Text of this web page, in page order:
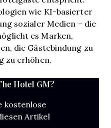
wie KI-basierter
sozialer Medien – die
es Marken,
die Gästebindung zu
zu erhöhen.
Hotel GM?
kostenlose
Artikel